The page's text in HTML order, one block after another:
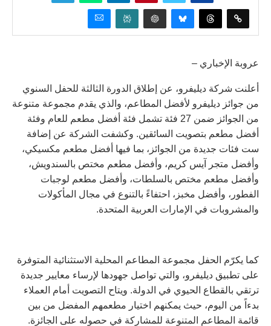
عروبة الإخباري –
أعلنت شركة ديليفرو، عن إطلاق الدورة الثالثة للحفل السنوي
من جوائز ديليفرو لأفضل المطاعم، والذي يقدم مجموعة متنوعة
من الجوائز ضمن 27 فئة تشمل فئة أفضل مطعم للعام وفئة
أفضل مطعم بتصويت السائقين. وكشفت الشركة عن إضافة
ست فئات جديدة من الجوائز، بما فيها أفضل مطعم مكسيكي،
وأفضل متجر آيس كريم، وأفضل مطعم مختص بالسندويش،
وأفضل مطعم مختص بالسلطات، وأفضل مطعم لوجبات
الفطور، وأفضل مخبز، احتفاءً بالتنوع في مجال المأكولات
والمشروبات في الإمارات العربية المتحدة.
كما يكرّم الحفل مجموعة المطاعم المحلية الاستثنائية المتوفرة
على تطبيق ديليفرو، والتي تواصل جهودها لإرساء معايير جديدة
ترتقي بالقطاع الحيوي في الدولة. ويتاح التصويت أمام العملاء
بدءاً من اليوم، حيث يمكنهم اختيار مطعمهم المفضل من بين
قائمة المطاعم المتنوعة للمشاركة في حصوله على الجائزة.